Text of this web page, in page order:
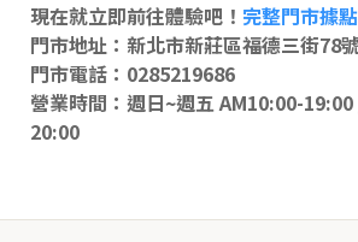
現在就立即前往體驗吧！ 完整門市據
門市地址：新北市新莊區福德三街78號
門市電話：0285219686
營業時間：週日~週五 AM10:00-
20:00